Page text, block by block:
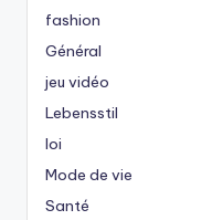
fashion
Général
jeu vidéo
Lebensstil
loi
Mode de vie
Santé